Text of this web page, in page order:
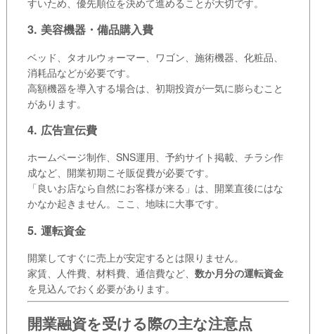
3. 美容機器・備品購入費
ベッド、タオルウォーマー、ワゴン、施術機器、化粧品、
消耗品などが必要です。
高額機器を導入する場合は、初期投資が一気に膨らむこと
があります。
4. 広告宣伝費
ホームページ制作、SNS運用、予約サイト掲載、チラシ作
成など、開業初期こそ販促費が必要です。
「良いお店なら自然にお客様が来る」は、開業直後にはな
かなか起きません。ここ、地味に大事です。
5. 運転資金
開業してすぐに売上が安定するとは限りません。
家賃、人件費、材料費、通信費など、 数か月分の運転資金
を見込んでおく必要があります。
開業融資を受ける際の主な注意点